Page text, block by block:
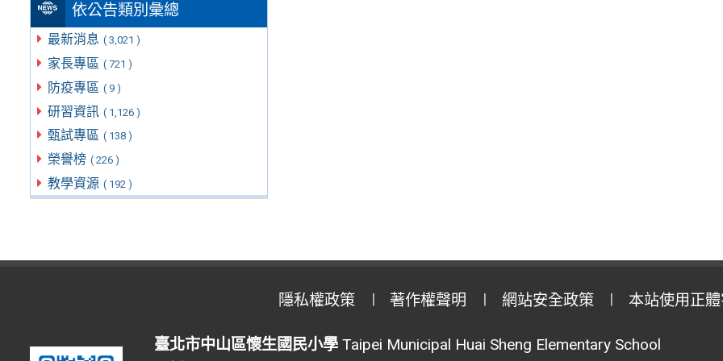
依公告類別彙總
最新消息 ( 3,021 )
家長專區 ( 721 )
防疫專區 ( 9 )
研習資訊 ( 1,126 )
甄試專區 ( 138 )
榮譽榜 ( 226 )
教學資源 ( 192 )
隱私權政策 著作權聲明 網站安全政策 本站使用正
臺北市中山區懷生國民小學Taipei Municipal Huai Sheng Elementary School